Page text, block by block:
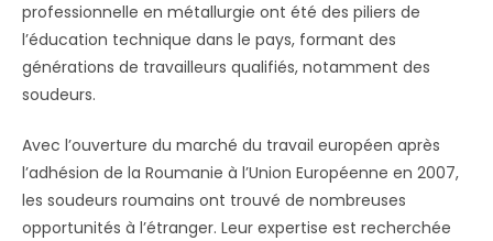
professionnelle en métallurgie ont été des piliers de
l’éducation technique dans le pays, formant des
générations de travailleurs qualifiés, notamment des
soudeurs.
Avec l’ouverture du marché du travail européen après
l’adhésion de la Roumanie à l’Union Européenne en 2007,
les soudeurs roumains ont trouvé de nombreuses
opportunités à l’étranger. Leur expertise est recherchée